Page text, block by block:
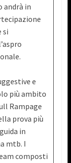
andrà in
si
e
più ambito
Rampage
prova più
in
mtb. I
composti